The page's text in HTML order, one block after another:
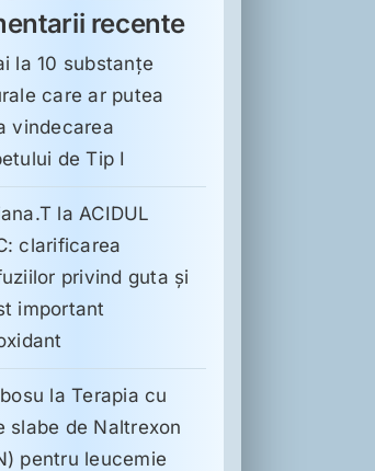
recente
la10 substanţe
care ar putea
vindecarea
de Tip I
la ACIDUL
clarificarea
privind guta și
important
laTerapia cu
slabe de Naltrexon
pentru leucemie